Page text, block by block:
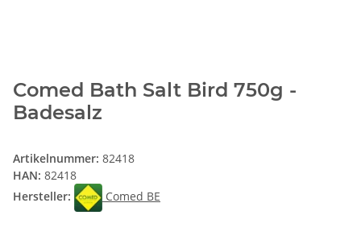
Comed Bath Salt Bird 750g -
Badesalz
Artikelnummer: 82418
HAN: 82418
Hersteller:
Comed BE